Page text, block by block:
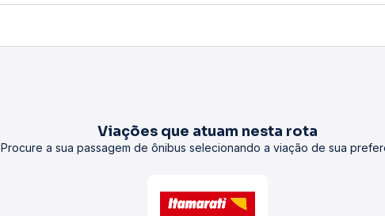
Viações que atuam nesta rota
Procure a sua passagem de ônibus selecionando a viação de sua